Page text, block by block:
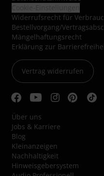
Widerrufsrecht für
Bestellvorgang/
Mängelhaftungsrecht
Erklärung zur
Vertrag widerrufen
Über uns
Jobs & Karriere
Blog
Kleinanzeigen
Nachhaltigkeit
Hinweisgebersystem